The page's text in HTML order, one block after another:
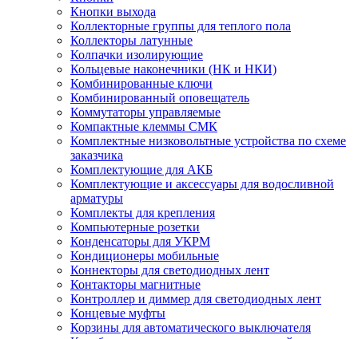
Кнопки выхода
Коллекторные группы для теплого пола
Коллекторы латунные
Колпачки изолирующие
Кольцевые наконечники (НК и НКИ)
Комбинированные ключи
Комбинированный оповещатель
Коммутаторы управляемые
Компактные клеммы СМК
Комплектные низковольтные устройства по схеме
заказчика
Комплектующие для АКБ
Комплектующие и аксессуары для водосливной
арматуры
Комплекты для крепления
Компьютерные розетки
Конденсаторы для УКРМ
Кондиционеры мобильные
Коннекторы для светодиодных лент
Контакторы магнитные
Контроллер и диммер для светодиодных лент
Концевые муфты
Корзины для автоматического выключателя